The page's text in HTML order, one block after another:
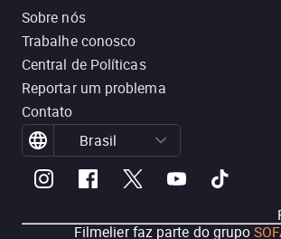
Sobre nós
Trabalhe conosco
Central de Políticas
Reportar um problema
Contato
Brasil
Filmelier faz parte do grupo